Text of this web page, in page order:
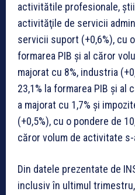
activitătile profesionale,
activităţile de servicii
servicii suport (+0,6%), cu
formarea PIB şi al căror
majorat cu 8%, industria
23,1% la formarea PIB şi
a majorat cu 1,7% şi
(+0,5%), cu o pondere de
căror volum de activitate s-
Din datele prezentate de
inclusiv în ultimul